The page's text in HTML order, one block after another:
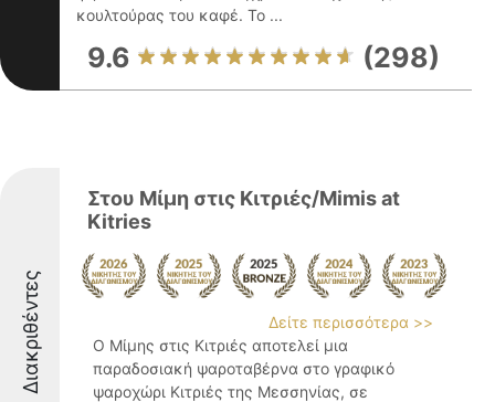
κουλτούρας του καφέ. Το ...
9.6 (298)
Διακριθέντες
Στου Μίμη στις Κιτριές/Mimis at
Kitries
Δείτε περισσότερα >>
Ο Μίμης στις Κιτριές αποτελεί μια
παραδοσιακή ψαροταβέρνα στο γραφικό
ψαροχώρι Κιτριές της Μεσσηνίας, σε